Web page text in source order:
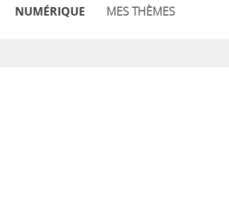
NUMÉRIQUE MES THÈMES